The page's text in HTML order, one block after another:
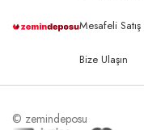
Mesafeli
Bize Ulaşın
© zemindeposu